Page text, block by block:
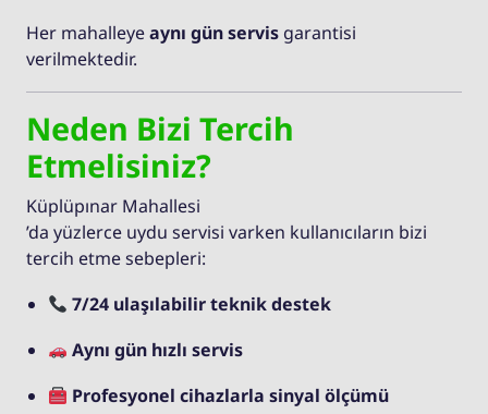
Her mahalleyeaynı gün servis garantisi
verilmektedir.
Neden Bizi Tercih
Etmelisiniz?
Küplüpınar Mahallesi
’da yüzlerce uydu servisi varken kullanıcıların bizi
tercih etme sebepleri:
7/24 ulaşılabilir teknik destek
Aynı gün hızlı servis
Profesyonel cihazlarla sinyal ölçümü